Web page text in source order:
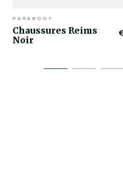
PARABOOT
Chaussures Reims
Noir